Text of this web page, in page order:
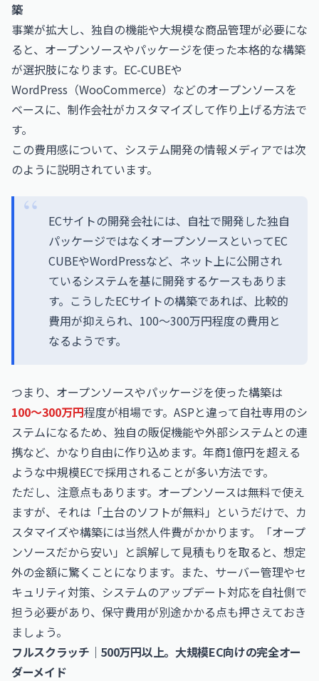
築
事業が拡大し、独自の機能や大規模な商品管理が必要にな
ると、オープンソースやパッケージを使った本格的な構築
が選択肢になります。EC-CUBEや
WordPress（WooCommerce）などのオープンソースを
ベースに、制作会社がカスタマイズして作り上げる方法で
す。
この費用感について、システム開発の情報メディアでは次
のように説明されています。
ECサイトの開発会社には、自社で開発した独自
パッケージではなくオープンソースといってEC
CUBEやWordPressなど、ネット上に公開され
ているシステムを基に開発するケースもありま
す。こうしたECサイトの構築であれば、比較的
費用が抑えられ、100～300万円程度の費用と
なるようです。
つまり、オープンソースやパッケージを使った構築は
100〜300万円程度が相場です。ASPと違って自社専用のシ
ステムになるため、独自の販促機能や外部システムとの連
携など、かなり自由に作り込めます。年商1億円を超える
ような中規模ECで採用されることが多い方法です。
ただし、注意点もあります。オープンソースは無料で使え
ますが、それは「土台のソフトが無料」というだけで、カ
スタマイズや構築には当然人件費がかかります。「オープ
ンソースだから安い」と誤解して見積もりを取ると、想定
外の金額に驚くことになります。また、サーバー管理やセ
キュリティ対策、システムのアップデート対応を自社側で
担う必要があり、保守費用が別途かかる点も押さえておき
ましょう。
フルスクラッチ｜500万円以上。大規模EC向けの完全オー
ダーメイド